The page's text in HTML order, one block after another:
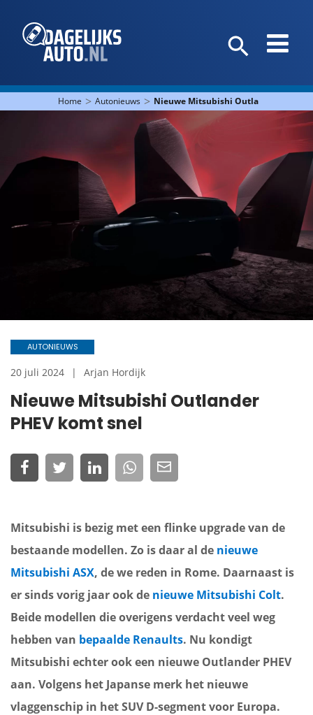
Home > Autonieuws > Nieuwe Mitsubishi Outlander PHEV
Nieuwe Mitsubishi Outlander
PHEV komt snel
AUTONIEUWS
20 juli 2024 Arjan Hordijk
Mitsubishi is bezig met een flinke upgrade van de
bestaande modellen. Zo is daar al de nieuwe
Mitsubishi ASX, de we reden in Rome. Daarnaast is
er sinds vorig jaar ook de nieuwe Mitsubishi Colt.
Beide modellen die overigens verdacht veel weg
hebben van bepaalde Renaults. Nu kondigt
Mitsubishi echter ook een nieuwe Outlander PHEV
aan. Volgens het Japanse merk het nieuwe
vlaggenschip in het SUV D-segment voor Europa.